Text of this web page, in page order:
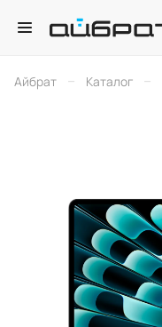
Айбрат – Каталог –